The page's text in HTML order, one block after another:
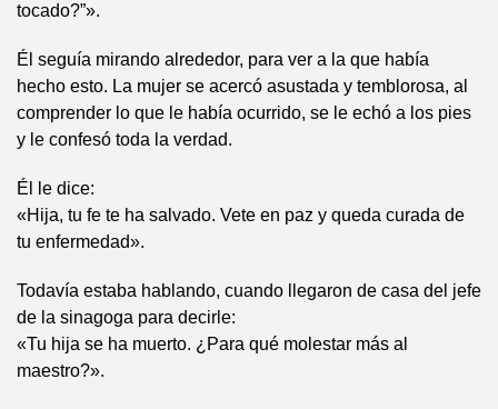
tocado?”».
Él seguía mirando alrededor, para ver a la que había
hecho esto. La mujer se acercó asustada y temblorosa, al
comprender lo que le había ocurrido, se le echó a los pies
y le confesó toda la verdad.
Él le dice:
«Hija, tu fe te ha salvado. Vete en paz y queda curada de
tu enfermedad».
Todavía estaba hablando, cuando llegaron de casa del jefe
de la sinagoga para decirle:
«Tu hija se ha muerto. ¿Para qué molestar más al
maestro?».